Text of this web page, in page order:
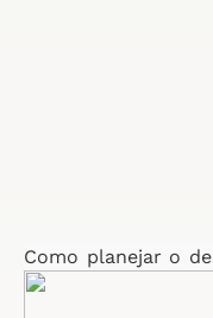
Como planejar o